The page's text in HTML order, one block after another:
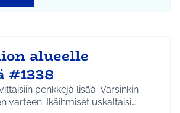
alueelle
#1338
penkkejä lisää. Varsinkin
varteen. Ikäihmiset uskaltaisi…